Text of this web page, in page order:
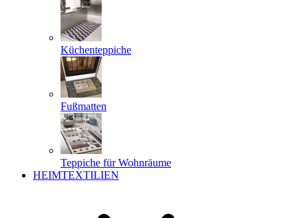
Küchenteppiche
Fußmatten
Teppiche für Wohnräume
HEIMTEXTILIEN